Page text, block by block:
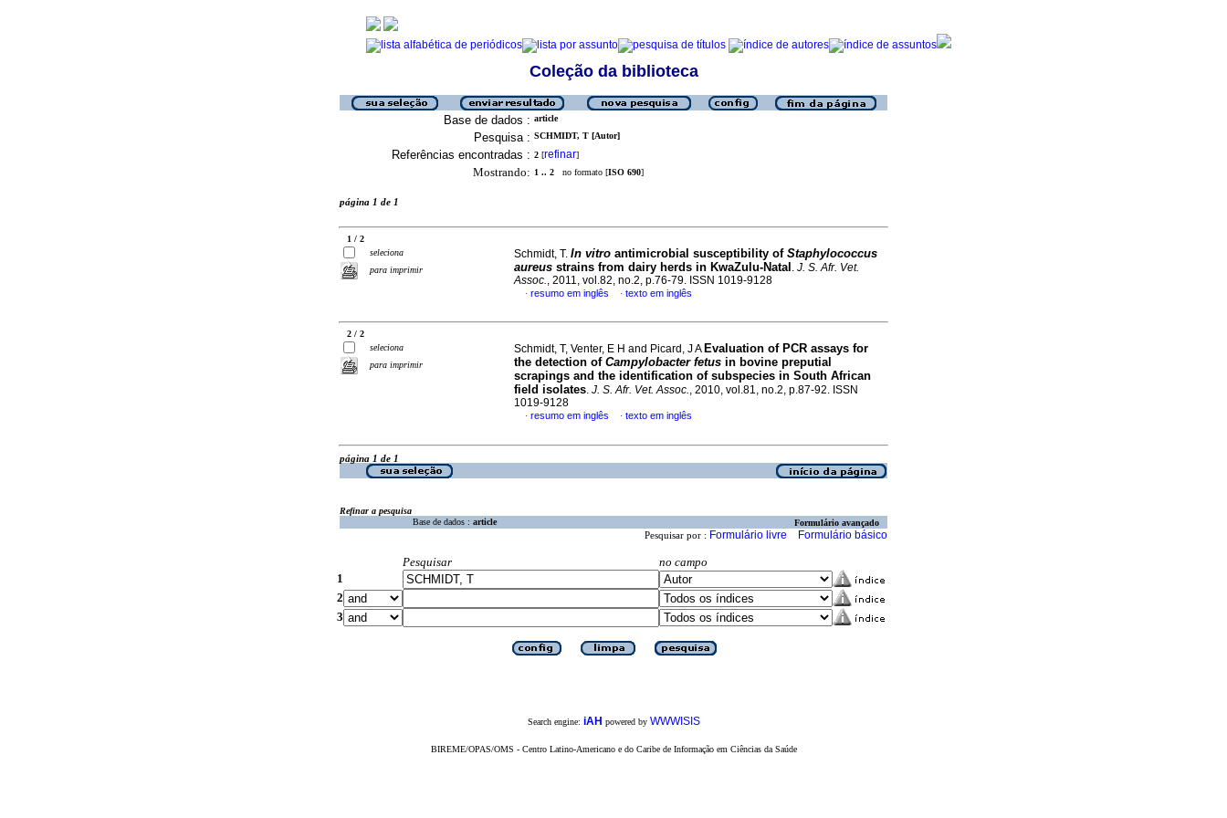
Coleção da biblioteca
Base de dados : article
Pesquisa : SCHMIDT, T [Autor]
Referências encontradas : 2 [refinar]
Mostrando: 1 .. 2 no formato [ISO 690]
página 1 de 1
1 / 2
seleciona
para imprimir
Schmidt, T. In vitro antimicrobial susceptibility of Staphylococcus
aureus strains from dairy herds in KwaZulu-Natal . J. S. Afr. Vet.
Assoc., 2011, vol.82, no.2, p.76-79. ISSN 1019-9128
· resumo em inglês · texto em inglês
2 / 2
seleciona
para imprimir
Schmidt, T, Venter, E H and Picard, J A Evaluation of PCR assays for
the detection of Campylobacter fetus in bovine preputial
scrapings and the identification of subspecies in South African
field isolates. J. S. Afr. Vet. Assoc., 2010, vol.81, no.2, p.87-92. ISSN
1019-9128
· resumo em inglês · texto em inglês
página 1 de 1
Refinar a pesquisa
Base de dados : article Formulário avançado
Pesquisar por : Formulário livre Formulário básico
Pesquisar
no campo
1
2
3
Search engine: iAH powered by WWWISIS
BIREME/OPAS/OMS - Centro Latino-Americano e do Caribe de Informação em Ciências da Saúde